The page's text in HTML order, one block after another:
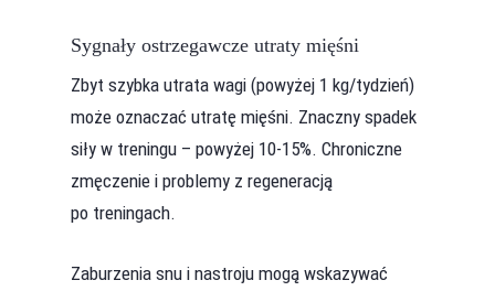
Sygnały ostrzegawcze utraty mięśni
Zbyt szybka utrata wagi (powyżej 1 kg/tydzień)
może oznaczać utratę mięśni. Znaczny spadek
siły w treningu – powyżej 10-15%. Chroniczne
zmęczenie i problemy z regeneracją
po treningach.
Zaburzenia snu i nastroju mogą wskazywać